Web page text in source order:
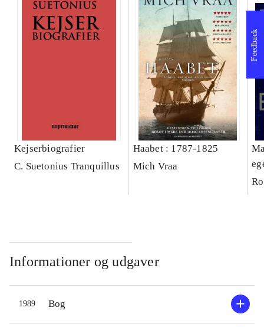
Kejserbiografier
C. Suetonius Tranquillus
Haabet : 1787-1825
Mich Vraa
Informationer og udgaver
1989 Bog
Feedback